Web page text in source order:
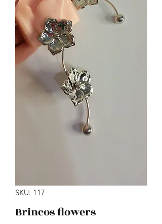
SKU: 117
Brincos flowers